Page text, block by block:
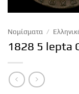
Νομίσματα /
1828 5 lepta